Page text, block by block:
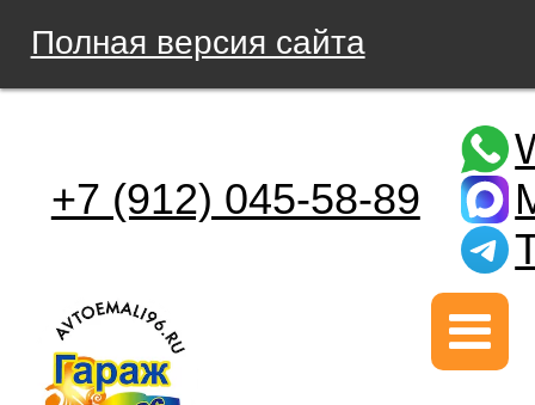
Полная версия сайта
+7 (912) 045-58-89